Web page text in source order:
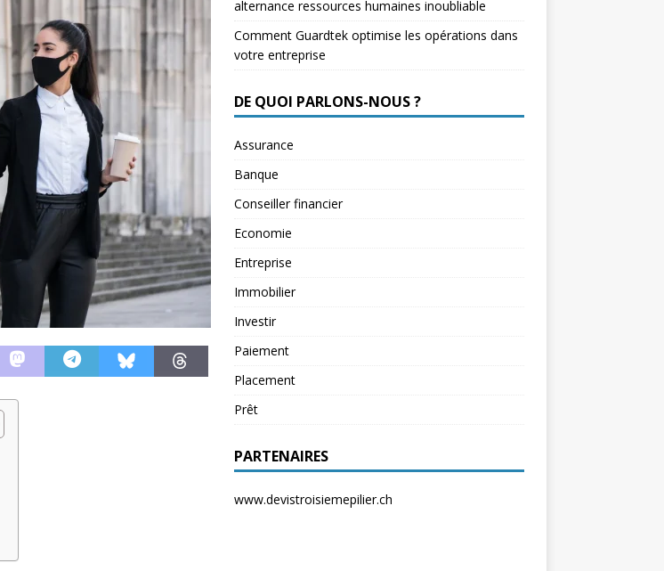
alternance ressources humaines inoubliable
Comment Guardtek optimise les opérations dans
votre entreprise
DE QUOI PARLONS-NOUS ?
Assurance
Banque
Conseiller financier
Economie
Entreprise
Immobilier
Investir
Paiement
Placement
Prêt
PARTENAIRES
www.devistroisiemepilier.ch